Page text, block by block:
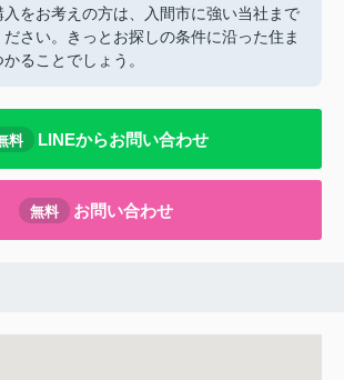
入をお考えの方は、入間市に強い当社まで
ださい。きっとお探しの条件に沿った住ま
ることでしょう。
料 LINEからお問い合わせ
無料 お問い合わせ